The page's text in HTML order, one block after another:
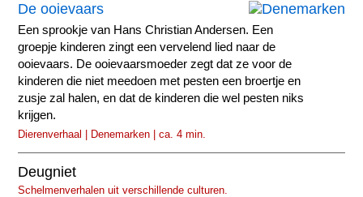
De ooievaars
Een sprookje van Hans Christian Andersen. Een
groepje kinderen zingt een vervelend lied naar de
ooievaars. De ooievaarsmoeder zegt dat ze voor de
kinderen die niet meedoen met pesten een broertje en
zusje zal halen, en dat de kinderen die wel pesten niks
krijgen.
Dierenverhaal | Denemarken | ca. 4 min.
Deugniet
Schelmenverhalen uit verschillende culturen.